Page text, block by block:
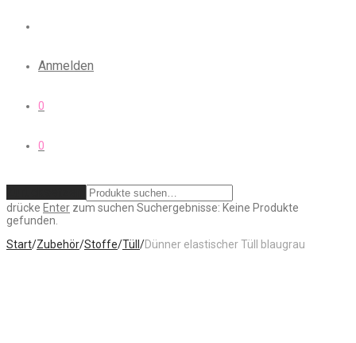
Anmelden
0
0
drücke Enter zum suchen Suchergebnisse: Keine Produkte
gefunden.
Start/Zubehör/Stoffe/Tüll /Dünner elastischer Tüll blaugrau